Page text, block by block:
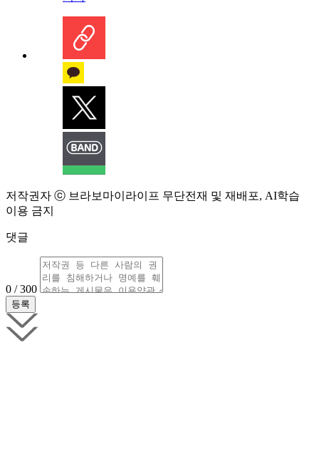
저작권자 ⓒ 브라보마이라이프 무단전재 및 재배포, AI학습
이용 금지
댓글
0 / 300